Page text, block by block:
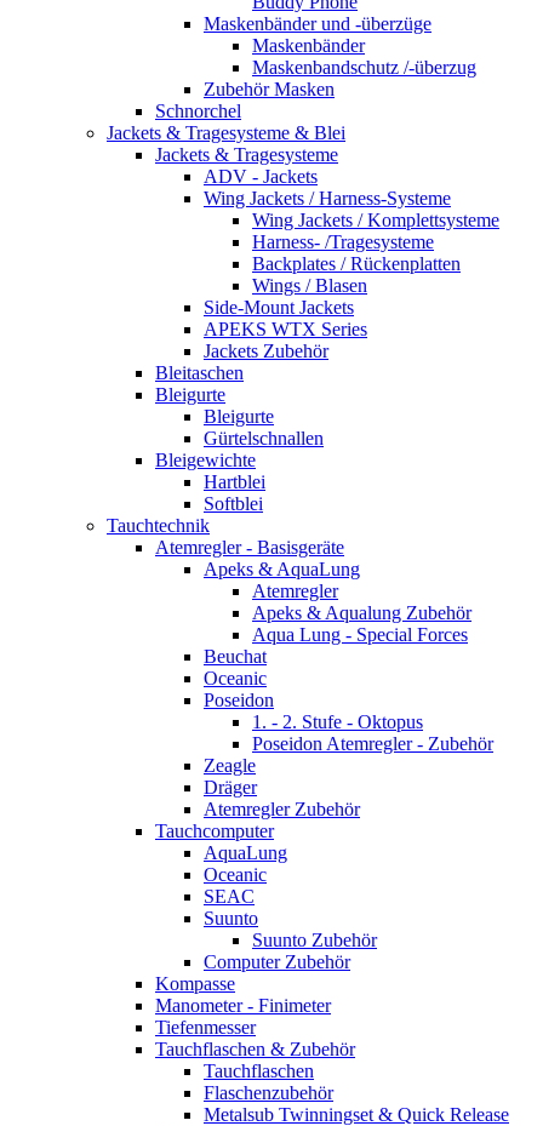
Maskenbänder und -überzüge
Maskenbänder
Maskenbandschutz /-überzug
Zubehör Masken
Schnorchel
Jackets & Tragesysteme & Blei
Jackets & Tragesysteme
ADV - Jackets
Wing Jackets / Harness-Systeme
Wing Jackets / Komplettsysteme
Harness- /Tragesysteme
Backplates / Rückenplatten
Wings / Blasen
Side-Mount Jackets
APEKS WTX Series
Jackets Zubehör
Bleitaschen
Bleigurte
Bleigurte
Gürtelschnallen
Bleigewichte
Hartblei
Softblei
Tauchtechnik
Atemregler - Basisgeräte
Apeks & AquaLung
Atemregler
Apeks & Aqualung Zubehör
Aqua Lung - Special Forces
Beuchat
Oceanic
Poseidon
1. - 2. Stufe - Oktopus
Poseidon Atemregler - Zubehör
Zeagle
Dräger
Atemregler Zubehör
Tauchcomputer
AquaLung
Oceanic
SEAC
Suunto
Suunto Zubehör
Computer Zubehör
Kompasse
Manometer - Finimeter
Tiefenmesser
Tauchflaschen & Zubehör
Tauchflaschen
Flaschenzubehör
Metalsub Twinningset & Quick Release